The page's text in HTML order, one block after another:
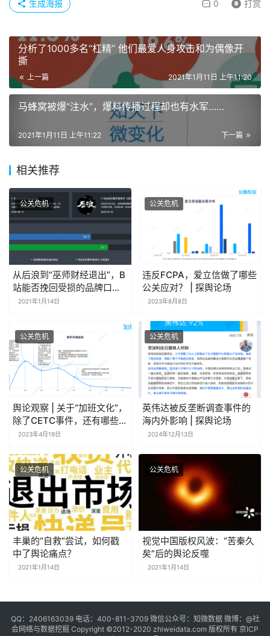
0 打赏
生成海报
分析了1000多名“杠精” 他们最爱人身攻击和为偶像开
撕
上一篇 2021年1月11日 上午11:20
马蜂窝被爆“注水”，爆料传播过程却也有水军……
下一篇
2021年1月11日 上午11:22
相关推荐
公关危机
从后浪到“巫师财经退出”，B
站能否挽回受损的品牌口
碑？
2021年1月14日
公关危机
违反FCPA，爱立信做了哪些
公关应对？ | 探舆论场
2023年8月8日
公关危机
舆论观察 | 关于“加班文化”，
除了CETC事件，还有哪些事
件被舆论热议？
2023年4月19日
公关危机
英伟达被反垄断调查事件的
海内外影响 | 探舆论场
2024年12月13日
公关危机
丰巢的“自救”尝试，如何戳
中了舆论痛点？
2021年1月14日
公关危机
视觉中国版权风波：“苦秦久
矣”后的舆论反噬
2021年1月14日
QQ：2406163039 电话：400-811-3709 微信公众号：知微数据 微博： @社
会网络与数据挖掘 Copyright ©2012-2020 zhiweidata.com 版权所有 京ICP